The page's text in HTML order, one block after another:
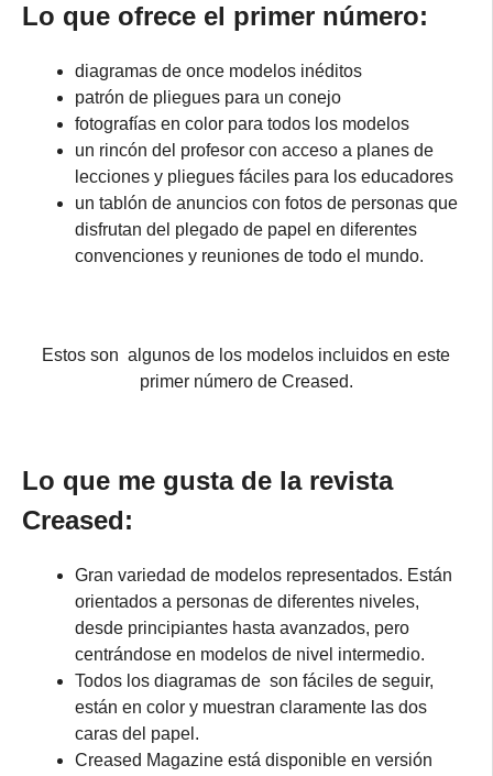
Lo que ofrece el primer número:
diagramas de once modelos inéditos
patrón de pliegues para un conejo
fotografías en color para todos los modelos
un rincón del profesor con acceso a planes de
lecciones y pliegues fáciles para los educadores
un tablón de anuncios con fotos de personas que
disfrutan del plegado de papel en diferentes
convenciones y reuniones de todo el mundo.
Estos son algunos de los modelos incluidos en este
primer número de Creased.
Lo que me gusta de la revista
Creased:
Gran variedad de modelos representados. Están
orientados a personas de diferentes niveles,
desde principiantes hasta avanzados, pero
centrándose en modelos de nivel intermedio.
Todos los diagramas de son fáciles de seguir,
están en color y muestran claramente las dos
caras del papel.
Creased Magazine está disponible en versión